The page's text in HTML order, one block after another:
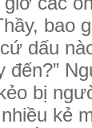
bao
dấu
đến?”
bị
kẻ